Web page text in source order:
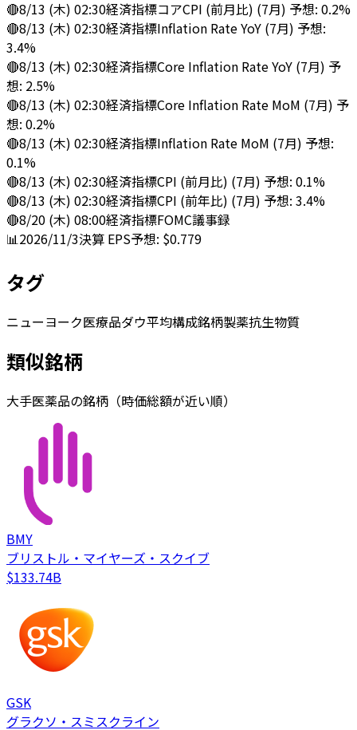
🔴8/13 (木) 02:30経済指標コアCPI (前月比) (7月) 予想: 0.2%
🔴8/13 (木) 02:30経済指標Inflation Rate YoY (7月) 予想:
3.4%
🔴8/13 (木) 02:30経済指標Core Inflation Rate YoY (7月) 予
想: 2.5%
🔴8/13 (木) 02:30経済指標Core Inflation Rate MoM (7月) 予
想: 0.2%
🔴8/13 (木) 02:30経済指標Inflation Rate MoM (7月) 予想:
0.1%
🔴8/13 (木) 02:30経済指標CPI (前月比) (7月) 予想: 0.1%
🔴8/13 (木) 02:30経済指標CPI (前年比) (7月) 予想: 3.4%
🔴8/20 (木) 08:00経済指標FOMC議事録
📊2026/11/3決算 EPS予想: $0.779
タグ
ニューヨーク医療品ダウ平均構成銘柄製薬抗生物質
類似銘柄
大手医薬品の銘柄（時価総額が近い順）
BMY
ブリストル・マイヤーズ・スクイブ
$133.74B
GSK
グラクソ・スミスクライン